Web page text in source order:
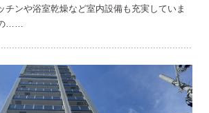
ンや浴室乾燥など室内設備も充実していま
……